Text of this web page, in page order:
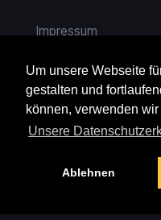
Um unsere Webseite
gestalten und
können, verwenden
Unsere
Ablehnen
Impressum
AGB
Widerruf